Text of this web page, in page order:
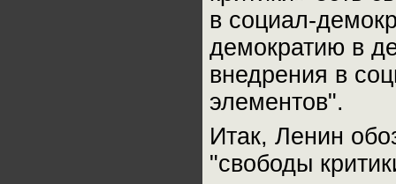
в социал-
демократию в
внедрения в
элементов".
Итак, Ленин
"свободы